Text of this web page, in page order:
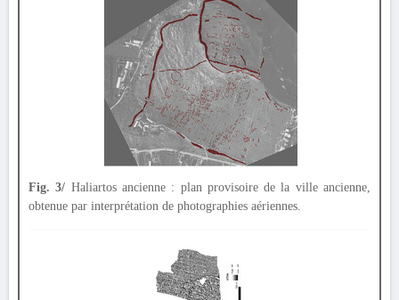
Fig. 3/ Haliartos ancienne : plan provisoire de la ville ancienne,
obtenue par interprétation de photographies aériennes.